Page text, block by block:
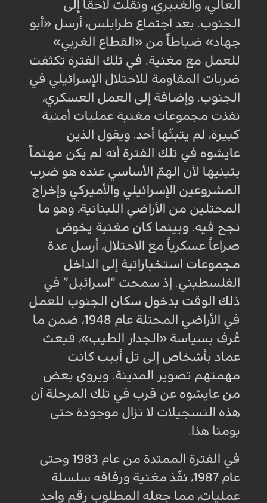
العالي، والغبيري، ونقلت لاحقاً إلى
الجنوب. بعد اجتماع طرابلس، أرسل «أبو
جهاد» ضباطاً من «القطاع الغربي»
للعمل مع مغنية. في تلك الفترة تكثفت
ضربات المقاومة للاحتلال الإسرائيلي في
الجنوب. وإضافة إلى العمل العسكري،
نفذت مجموعات مغنية عمليات أمنية
كبيرة، لم يتبنّها أحد. ويقول الذين
عايشوه في تلك الفترة أنه لم يكن مهتماً
بتبنيها لأن الهمّ الأساسي عنده هو ضرب
المشروعين الإسرائيلي والأميركي وإخراج
المحتلين من الأراضي اللبنانية، وهو ما
نجح فيه. وبينما كان مغنية يخوض
صراعاً عسكرياً مع الاحتلال، أرسل عدة
مجموعات استخباراتية إلى الداخل
الفلسطيني. إذ سمحت “اسرائيل” في
ذلك الوقت بدخول سكان الجنوب للعمل
في الأراضي المحتلة عام 1948، ضمن ما
عُرف بسياسة «الجدار الطيب»، فبعث
عماد بأشخاص إلى تل أبيب كانت
مهمتهم تصوير المدينة. ويروي بعض
من عايشوه عن قرب في تلك المرحلة أن
هذه التسجيلات لا تزال موجودة حتى
يومنا هذا .
في الفترة الممتدة من عام 1983 وحتى
عام 1987، نفّذ مغنية ورفاقه سلسلة
عمليات، مما جعله المطلوب رقم واحد